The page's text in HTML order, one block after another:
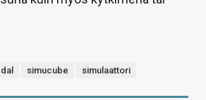
simucube simulaattori